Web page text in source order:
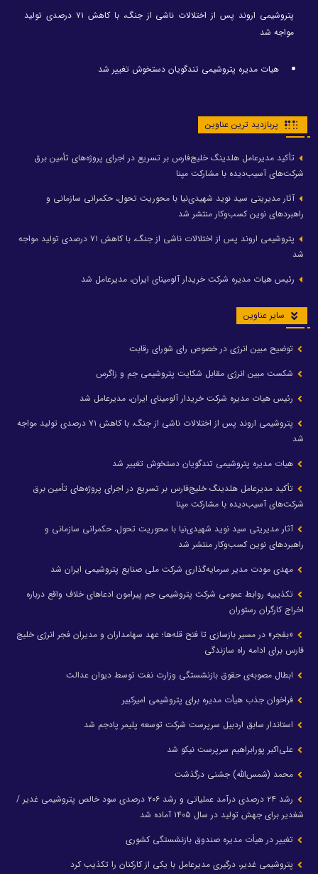
پتروشیمی اروند پس از اختلالات ناشی از جنگ، با کاهش ۷۱ درصدی تولید
مواجه شد
هیات مدیره پتروشیمی تندگویان دستخوش تغییر شد
پربازدید ترین عناوین
تأکید مدیرعامل هلدینگ خلیج‌فارس بر تسریع در اجرای پروژه‌های تأمین برق
شرکت‌های آسیب‌دیده با مشارکت مپنا
آثار مدیریتی سید نوید شهیدی‌نیا با محوریت تحول، حکمرانی سازمانی و
راهبردهای نوین کسب‌وکار منتشر شد
پتروشیمی اروند پس از اختلالات ناشی از جنگ، با کاهش ۷۱ درصدی تولید مواجه
شد
رئیس هیات مدیره شرکت خریدار آلومینای ایران، مدیرعامل شد
سایر عناوین
توضیح مبین انرژی در خصوص رای شورای رقابت
شکست مبین انرژی مقابل شکایت پتروشیمی جم و زاگرس
رئیس هیات مدیره شرکت خریدار آلومینای ایران، مدیرعامل شد
پتروشیمی اروند پس از اختلالات ناشی از جنگ، با کاهش ۷۱ درصدی تولید مواجه
شد
هیات مدیره پتروشیمی تندگویان دستخوش تغییر شد
تأکید مدیرعامل هلدینگ خلیج‌فارس بر تسریع در اجرای پروژه‌های تأمین برق
شرکت‌های آسیب‌دیده با مشارکت مپنا
آثار مدیریتی سید نوید شهیدی‌نیا با محوریت تحول، حکمرانی سازمانی و
راهبردهای نوین کسب‌وکار منتشر شد
مهدی مودت مدیر سرمایه‌گذاری شرکت ملی صنایع پتروشیمی ایران شد
تکذیبیه روابط عمومی شرکت پتروشیمی جم پیرامون ادعاهای خلاف واقع درباره
اخراج کارگران رستوران
«بفجر» در مسیر بازسازی تا فتح قله‌ها؛ عهد سهامداران و مدیران فجر انرژی خلیج
فارس برای ادامه راه سازندگی
ابطال مصوبه‌ی حقوق بازنشستگی وزارت نفت توسط دیوان عدالت
فراخوان جذب هیأت مدیره برای پتروشیمی امیرکبیر
استاندار سابق اردبیل سرپرست شرکت توسعه پلیمر پادجم شد
علی‌اکبر پورابراهیم سرپرست نیکو شد
محمد (شمس‌الله) جشنی درگذشت
رشد ۲۴ درصدی درآمد عملیاتی و رشد ۲۰۶ درصدی سود خالص پتروشیمی غدیر /
شغدیر برای جهش تولید در سال ۱۴۰۵ آماده شد
تغییر در هیأت مدیره صندوق بازنشستگی کشوری
پتروشیمی غدیر، درگیری مدیرعامل با یکی از کارکنان را تکذیب کرد